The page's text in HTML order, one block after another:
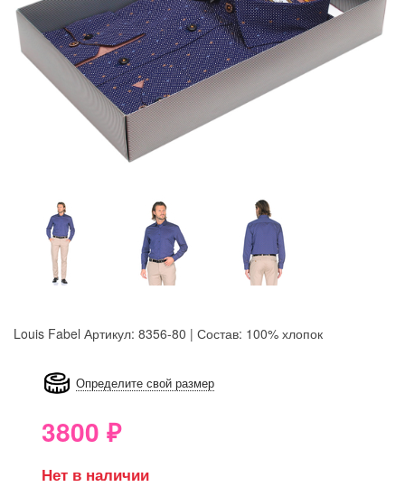
Louis Fabel Артикул: 8356-80 | Состав: 100% хлопок
Определите свой размер
3800 ₽
Нет в наличии